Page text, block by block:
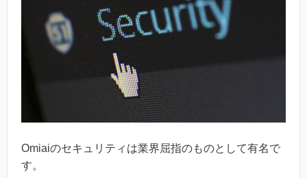
Omiaiのセキュリティは業界屈指のものとして有名で
す。